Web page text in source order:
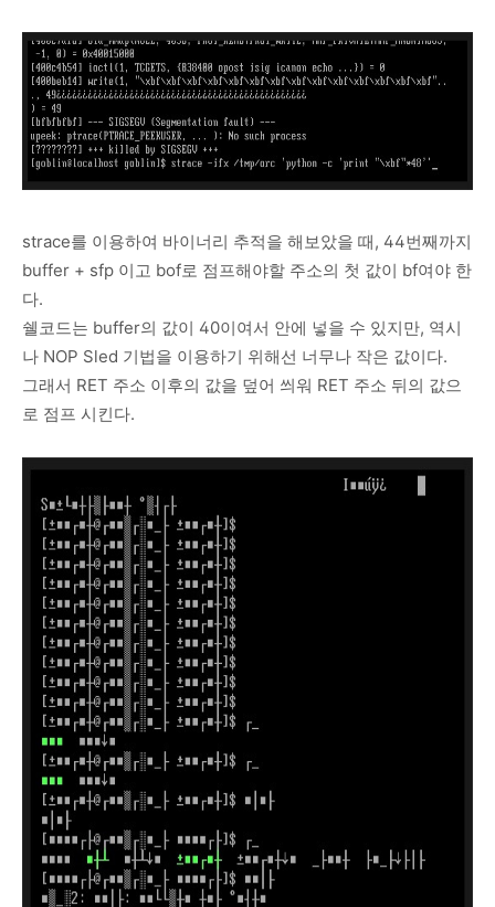
strace를 이용하여 바이너리 추적을 해보았을 때, 44번째까지
buffer + sfp 이고 bof로 점프해야할 주소의 첫 값이 bf여야 한
다.
쉘코드는 buffer의 값이 40이여서 안에 넣을 수 있지만, 역시
나 NOP Sled 기법을 이용하기 위해선 너무나 작은 값이다.
그래서 RET 주소 이후의 값을 덮어 씌워 RET 주소 뒤의 값으
로 점프 시킨다.